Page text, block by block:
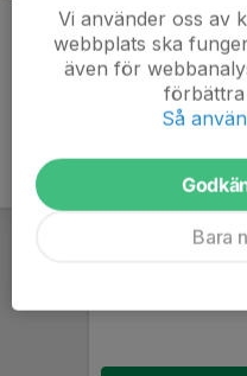
Kommentarer
Vi använder oss av
webbplats ska
även för
förbättra
Så
Bara